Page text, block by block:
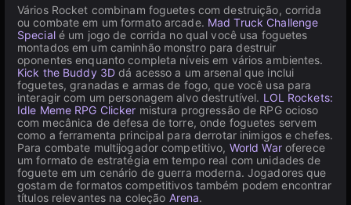
Vários Rocket combinam foguetes com destruição, corrida
ou combate em um formato arcade. Mad Truck Challenge
Specialé um jogo de corrida no qual você usa foguetes
montados em um caminhão monstro para destruir
oponentes enquanto completa níveis em vários ambientes.
Kick the Buddy 3D dá acesso a um arsenal que inclui
foguetes, granadas e armas de fogo, que você usa para
interagir com um personagem alvo destrutível. LOL Rockets:
Idle Meme RPG Clicker mistura progressão de RPG ocioso
com mecânica de defesa de torre, onde foguetes servem
como a ferramenta principal para derrotar inimigos e chefes.
Para combate multijogador competitivo, World Waroferece
um formato de estratégia em tempo real com unidades de
foguete em um cenário de guerra moderna. Jogadores que
gostam de formatos competitivos também podem encontrar
títulos relevantes na coleção Arena.